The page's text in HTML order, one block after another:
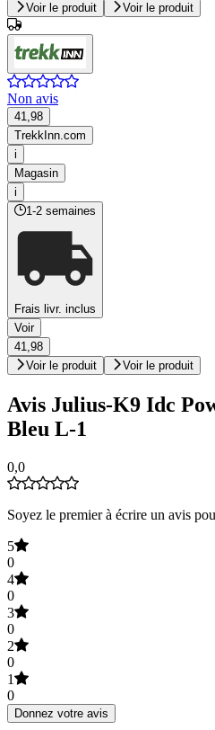
Voir le produit
Voir le produit
Non avis
41,98
TrekkInn.com
i
Magasin
i
1-2 semaines
Frais livr. inclus
Voir
41,98
Voir le produit
Voir le produit
Avis Julius-K9 Idc
Bleu L-1
0,0
Soyez le premier à écrire un avis
5
0
4
0
3
0
2
0
1
0
Donnez votre avis